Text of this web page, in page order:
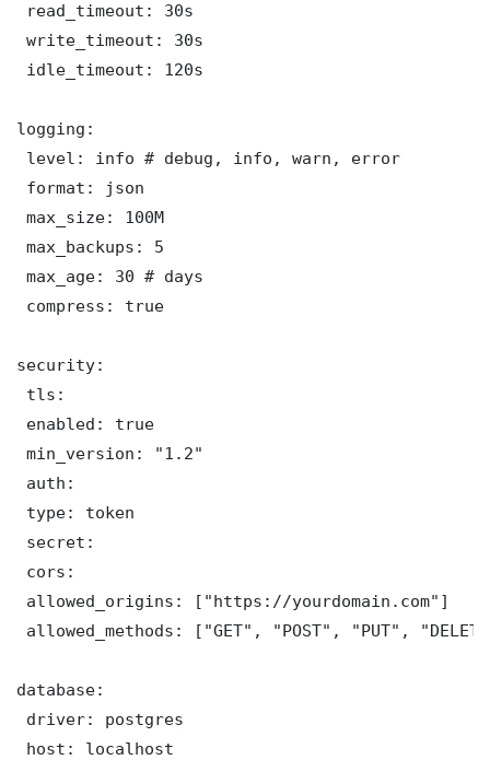
read_timeout: 30s
write_timeout: 30s
idle_timeout: 120s
logging:
level: info # debug, info, warn, error
format: json
max_size: 100M
max_backups: 5
max_age: 30 # days
compress: true
security:
tls:
enabled: true
min_version: "1.2"
auth:
type: token
secret:
cors:
allowed_origins: ["https://yourdomain.com"]
allowed_methods: ["GET", "POST", "PUT",
database:
driver: postgres
host: localhost